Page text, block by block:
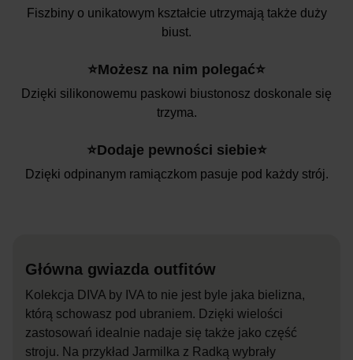
Fiszbiny o unikatowym kształcie utrzymają także duży
biust.
⭐Możesz na nim polegać⭐
Dzięki silikonowemu paskowi biustonosz doskonale się
trzyma.
⭐Dodaje pewności siebie⭐
Dzięki odpinanym ramiączkom pasuje pod każdy strój.
Główna gwiazda outfitów
Kolekcja DIVA by IVA to nie jest byle jaka bielizna,
którą schowasz pod ubraniem. Dzięki wielości
zastosowań idealnie nadaje się także jako część
stroju. Na przykład Jarmilka z Radką wybrały